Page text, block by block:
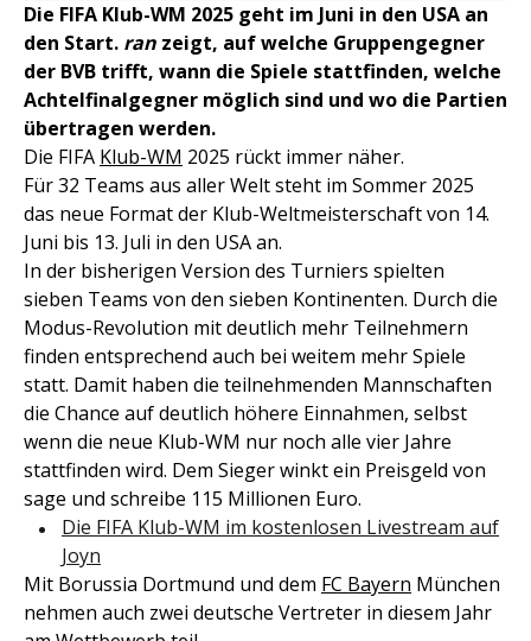
Die FIFA Klub-WM 2025 geht im Juni in den USA an
den Start. ran zeigt, auf welche Gruppengegner
der BVB trifft, wann die Spiele stattfinden, welche
Achtelfinalgegner möglich sind und wo die Partien
übertragen werden.
Die FIFA Klub-WM 2025 rückt immer näher.
Für 32 Teams aus aller Welt steht im Sommer 2025
das neue Format der Klub-Weltmeisterschaft von 14.
Juni bis 13. Juli in den USA an.
In der bisherigen Version des Turniers spielten
sieben Teams von den sieben Kontinenten. Durch die
Modus-Revolution mit deutlich mehr Teilnehmern
finden entsprechend auch bei weitem mehr Spiele
statt. Damit haben die teilnehmenden Mannschaften
die Chance auf deutlich höhere Einnahmen, selbst
wenn die neue Klub-WM nur noch alle vier Jahre
stattfinden wird. Dem Sieger winkt ein Preisgeld von
sage und schreibe 115 Millionen Euro.
Die FIFA Klub-WM im kostenlosen Livestream auf
Joyn
Mit Borussia Dortmund und dem FC Bayern München
nehmen auch zwei deutsche Vertreter in diesem Jahr